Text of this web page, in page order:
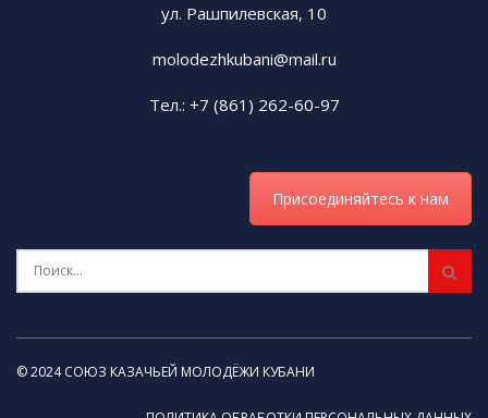
ул. Рашпилевская, 10
molodezhkubani@mail.ru
Тел.: +7 (861) 262-60-97
Присоединяйтесь к нам
© 2024 СОЮЗ КАЗАЧЬЕЙ МОЛОДЁЖИ КУБАНИ